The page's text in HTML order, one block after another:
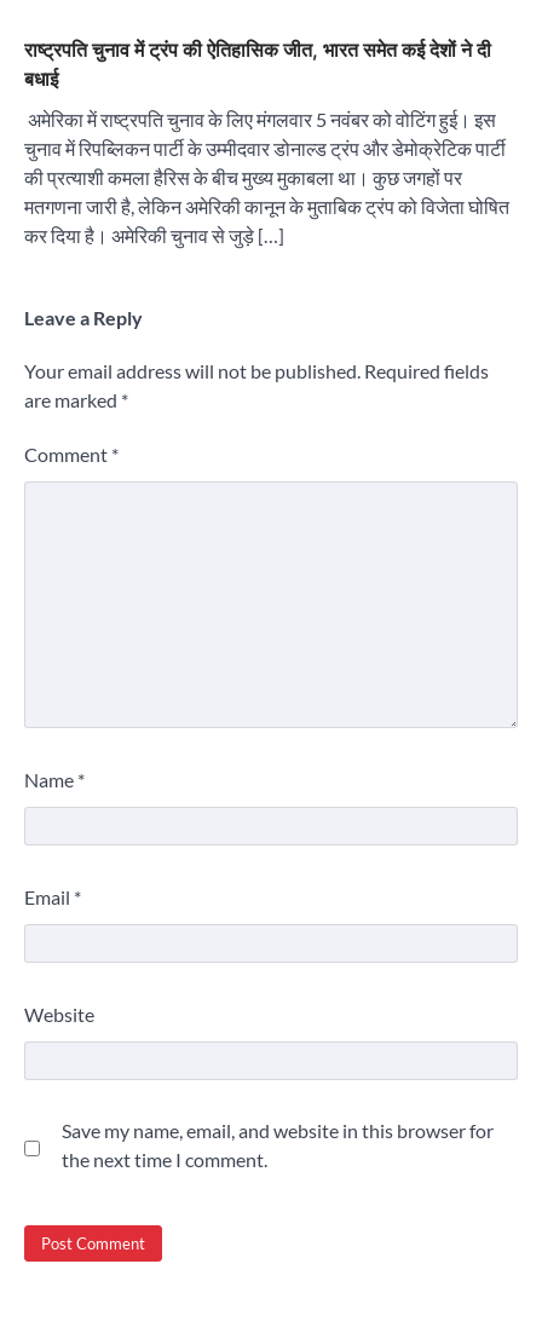
राष्ट्रपति चुनाव में ट्रंप की ऐतिहासिक जीत, भारत समेत कई देशों ने दी
बधाई
अमेरिका में राष्ट्रपति चुनाव के लिए मंगलवार 5 नवंबर को वोटिंग हुई। इस
चुनाव में रिपब्लिकन पार्टी के उम्मीदवार डोनाल्ड ट्रंप और डेमोक्रेटिक पार्टी
की प्रत्याशी कमला हैरिस के बीच मुख्य मुकाबला था। कुछ जगहों पर
मतगणना जारी है, लेकिन अमेरिकी कानून के मुताबिक ट्रंप को विजेता घोषित
कर दिया है। अमेरिकी चुनाव से जुड़े […]
Leave a Reply
Your email address will not be published. Required fields
are marked *
Comment *
Name *
Email *
Website
Save my name, email, and website in this browser for
the next time I comment.